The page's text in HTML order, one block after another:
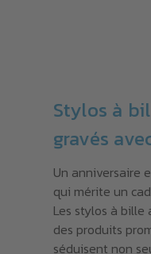
Stylos à
gravés
Un anniversaire
qui mérite un
Les stylos à bille
des produits
séduisent non